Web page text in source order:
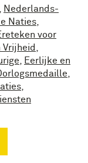
Nederlands-
Naties
voor
Vrijheid
Eerlijke en